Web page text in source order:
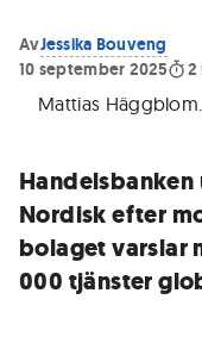
AvJessika Bouveng
10 september 2025
2
Mattias Häggblom.
Nordisk efter
bolaget varslar
000 tjänster